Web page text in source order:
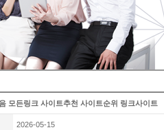
모든링크 사이트추천 사이트순위 링크사이트
2026-05-15